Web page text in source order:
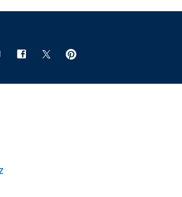
Teilen Teilen TeilenAnpinnen
auf